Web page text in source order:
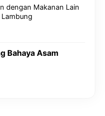
dengan Makanan Lain
Bahaya Asam